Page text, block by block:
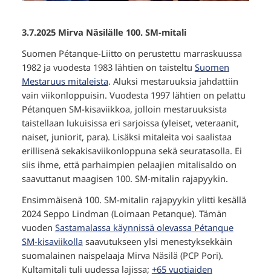
3.7.2025 Mirva Näsilälle 100. SM-mitali
Suomen Pétanque-Liitto on perustettu marraskuussa
1982 ja vuodesta 1983 lähtien on taisteltu Suomen
Mestaruus mitaleista. Aluksi mestaruuksia jahdattiin
vain viikonloppuisin. Vuodesta 1997 lähtien on pelattu
Pétanquen SM-kisaviikkoa, jolloin mestaruuksista
taistellaan lukuisissa eri sarjoissa (yleiset, veteraanit,
naiset, juniorit, para). Lisäksi mitaleita voi saalistaa
erillisenä sekakisaviikonloppuna sekä seuratasolla. Ei
siis ihme, että parhaimpien pelaajien mitalisaldo on
saavuttanut maagisen 100. SM-mitalin rajapyykin.
Ensimmäisenä 100. SM-mitalin rajapyykin ylitti kesällä
2024 Seppo Lindman (Loimaan Petanque). Tämän
vuoden Sastamalassa käynnissä olevassa Pétanque
SM-kisaviikolla saavutukseen ylsi menestyksekkäin
suomalainen naispelaaja Mirva Näsilä (PCP Pori).
Kultamitali tuli uudessa lajissa; +65 vuotiaiden